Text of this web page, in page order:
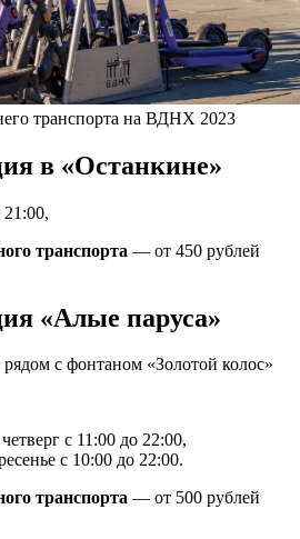
транспорта на ВДНХ 2023
в «Останкине»
21:00,
транспорта — от 450 рублей
«Алые паруса»
с фонтаном «Золотой колос»
с 11:00 до 22:00,
с 10:00 до 22:00.
транспорта — от 500 рублей